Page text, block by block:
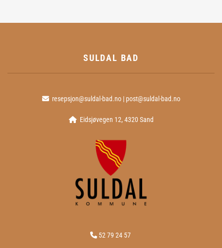
SULDAL BAD
 resepsjon@suldal-bad.no| post@suldal-bad.no
Eidsjøvegen 12, 4320 Sand
52 79 24 57